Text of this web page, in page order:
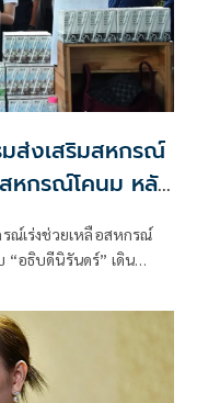
มส่งเสริมสหกรณ์
สหกรณ์โคนม หลัง
เตรียมงบ กพส.
ณีพิเศษเสริม
ณ์เร่งช่วยเหลือสหกรณ์
“อธิบดีนิรันดร์” เดิน
กเบี้ยต่ำไว้ 350 ล้านบาท
มสภาพคล่องดำเนินธุรกิจ